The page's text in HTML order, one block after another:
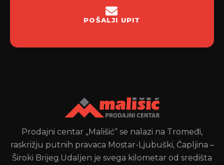
POŠALJI UPIT
Prodajni centar „Mališić“ se nalazi na Tromeđi,
raskrižju putnih pravaca Mostar-Ljubuški, Čapljina –
Široki Brijeg.Udaljen je svega kilometar od središta